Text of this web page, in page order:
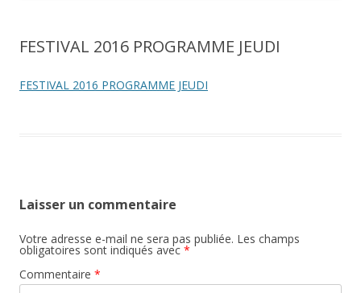
FESTIVAL 2016 PROGRAMME JEUDI
FESTIVAL 2016 PROGRAMME JEUDI
Laisser un commentaire
Votre adresse e-mail ne sera pas publiée. Les champs
obligatoires sont indiqués avec *
Commentaire *